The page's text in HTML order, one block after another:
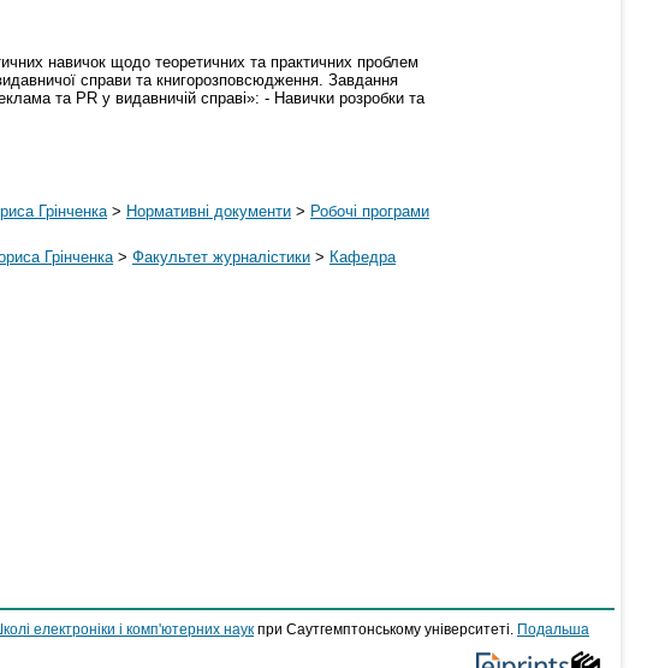
навичок щодо теоретичних та практичних проблем
справи та книгорозповсюдження. Завдання
та PR у видавничій справі»: - Навички розробки та
Грінченка > Нормативні документи > Робочі програми
Грінченка > Факультет журналістики > Кафедра
електроніки і комп'ютерних наук при Саутгемптонському університеті.
Подальша